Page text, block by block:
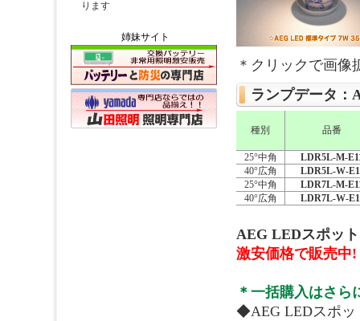
＊クリックで画像
ランプデータ：
種別 品番
25°中角
LDR5L-M-
40°広角
LDR5L-W-
25°中角
LDR7L-M-
40°広角
LDR7L-W-
AEG LEDスポッ
激安価格で販売中!
＊一括購入はさら
◆AEG LEDスポッ
姉妹サイト